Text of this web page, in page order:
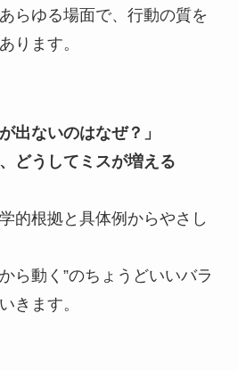
らゆる場面で、行動の質を
ります。
出ないのはなぜ？」
どうしてミスが増える
的根拠と具体例からやさし
ら動く”のちょうどいいバラ
きます。